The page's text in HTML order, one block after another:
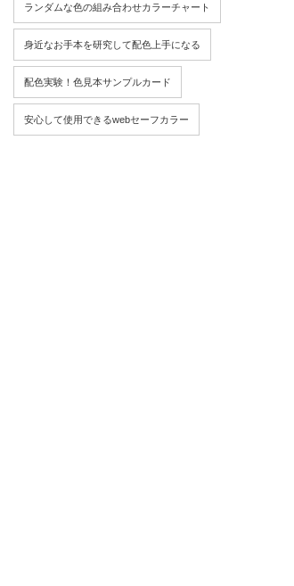
ランダムな色の組み合わせカラーチャート
身近なお手本を研究して配色上手になる
配色実験！色見本サンプルカード
安心して使用できるwebセーフカラー